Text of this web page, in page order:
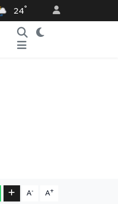
24°
A- A+